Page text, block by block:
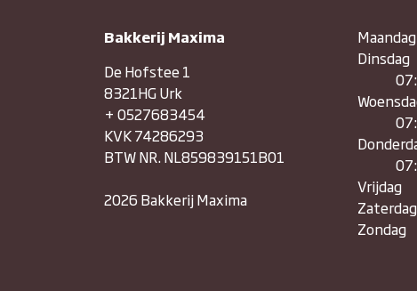
Bakkerij Maxima
De Hofstee 1
8321HG Urk
+ 0527683454
KVK 74286293
BTW NR. NL859839151B01
2026 Bakkerij Maxima
Maandag
Dinsdag
Vrijdag
Zaterdag
Zondag